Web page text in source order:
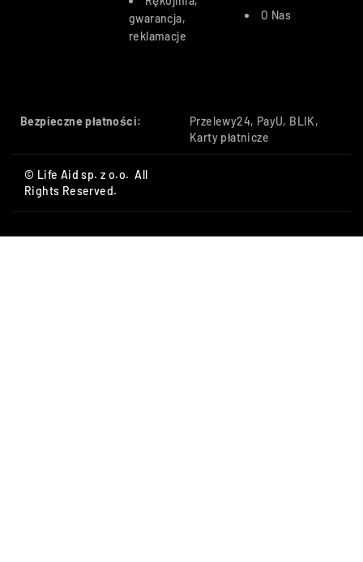
gwarancja,
reklamacje
O Nas
Bezpieczne płatności:
Przelewy24, PayU, BLIK,
Karty płatnicze
© Life Aid sp. z o.o. All
Rights Reserved.